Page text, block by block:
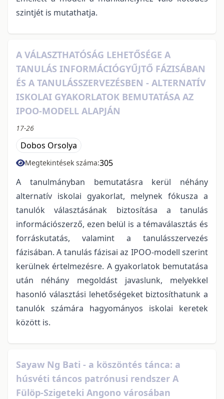
szintjét is mutathatja.
A VÁLASZTHATÓSÁG LEHETŐSÉGE A
TANULÁS INFORMÁCIÓGYŰJTŐ FÁZISÁBAN
ÉS A TANULÁSSZERVEZÉSBEN - ALTERNATÍV
ISKOLAI GYAKORLATOK BEMUTATÁSA AZ
IPOO-MODELL ALAPJÁN
17-26
Dobos Orsolya
Megtekintések száma:305
A tanulmányban bemutatásra kerül néhány
alternatív iskolai gyakorlat, melynek fókusza a
tanulók választásának biztosítása a tanulás
információszerző, ezen belül is a témaválasztás és
forráskutatás, valamint a tanulásszervezés
fázisában. A tanulás fázisai az IPOO-modell szerint
kerülnek értelmezésre. A gyakorlatok bemutatása
után néhány megoldást javaslunk, melyekkel
hasonló választási lehetőségeket biztosíthatunk a
tanulók számára hagyományos iskolai keretek
között is.
Sayaw Ng Bati - a köszöntés tánca: a
húsvéti táncos patrónusi rendszer A
Fülöp-Szigeteki Angono városában